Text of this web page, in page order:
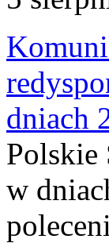
dniach
Polskie
w